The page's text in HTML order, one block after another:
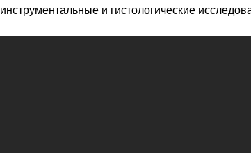
инструментальные и гистологические